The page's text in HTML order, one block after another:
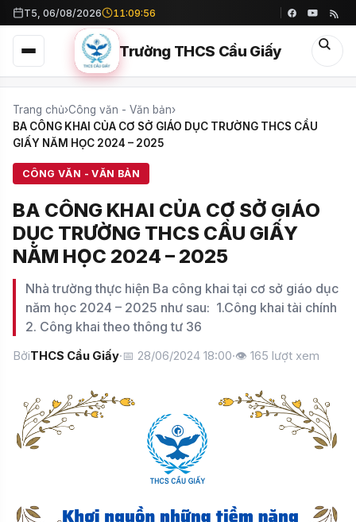
T5, 06/08/2026 11:09:58
Trường THCS Cầu Giấy
Trang chủ›Công văn - Văn bản›
BA CÔNG KHAI CỦA CƠ SỞ GIÁO DỤC TRƯỜNG THCS CẦU
GIẤY NĂM HỌC 2024 – 2025
CÔNG VĂN - VĂN BẢN
BA CÔNG KHAI CỦA CƠ SỞ GIÁO
DỤC TRƯỜNG THCS CẦU GIẤY
NĂM HỌC 2024 – 2025
Nhà trường thực hiện Ba công khai tại cơ sở giáo dục
năm học 2024 – 2025 như sau: 1.Công khai tài chính
2. Công khai theo thông tư 36
BởiTHCS Cầu Giấy·📅 28/06/2024 18:00·👁 165 lượt xem